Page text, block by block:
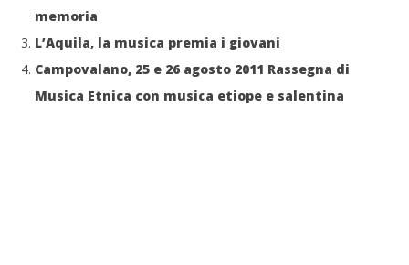
memoria
L’Aquila, la musica premia i giovani
Campovalano, 25 e 26 agosto 2011 Rassegna di
Musica Etnica con musica etiope e salentina